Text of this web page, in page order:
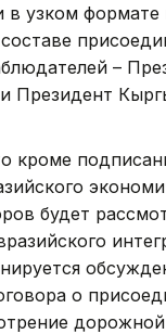
в узком
–
Президент
кроме
будет
о